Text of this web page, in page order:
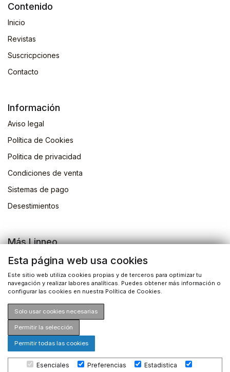
Contenido
Inicio
Revistas
Suscricpciones
Contacto
Información
Aviso legal
Política de Cookies
Politica de privacidad
Condiciones de venta
Sistemas de pago
Desestimientos
Más Linneo
Blog
Actividades
Busqueda de libros
©2026 Drosophila Ediciones S.L. Todos los derechos
Esta página web usa cookies
Este sitio web utiliza cookies propias y de terceros para optimizar tu
navegación y realizar labores analíticas. Puedes obtener más información o
configurar las cookies en nuestra Política de Cookies.
Solo usar cookies necesarias
Permitir la selección
Permitir todas las cookies
Esenciales Preferencias
Estadistica